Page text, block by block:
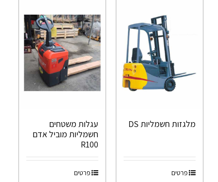
מלגזות חשמליות DS
פרטים
עגלות משטחים
חשמליות מוביל אדם
R100
פרטים